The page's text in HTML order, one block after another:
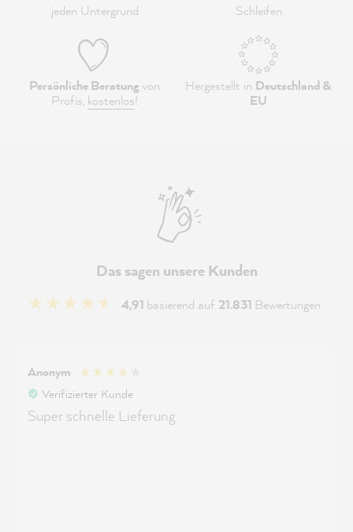
jeden Untergrund
Schleifen
Persönliche Beratungvon
Profis, kostenlos!
Hergestellt in Deutschland &
EU
Das sagen unsere Kunden
4,91 basierend auf 21.831 Bewertungen
Anonym
Verifizierter Kunde
Super schnelle Lieferung